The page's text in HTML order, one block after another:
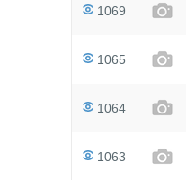
1069
1065
1064
1063